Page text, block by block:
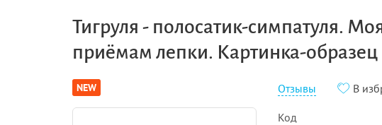
Тигруля - полосатик-симпатуля.
приёмам лепки. Картинка-образец
NEW Отзывы В
Код